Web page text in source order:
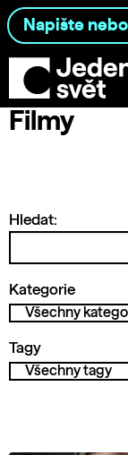
Filmy
Hledat:
Kategorie
Tagy